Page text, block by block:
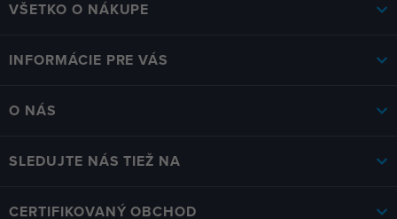
VŠETKO O NÁKUPE
INFORMÁCIE PRE VÁS
O NÁS
SLEDUJTE NÁS TIEŽ NA
CERTIFIKOVANÝ OBCHOD